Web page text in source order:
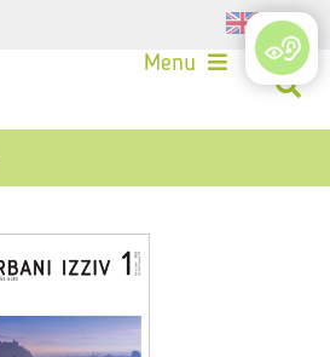
Menu